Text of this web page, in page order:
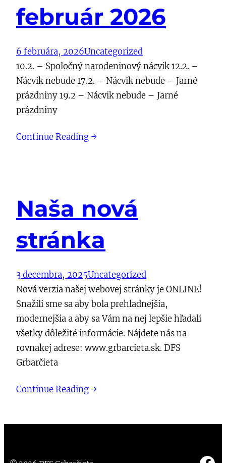
február 2026
6 februára, 2026Uncategorized
10.2. – Spoločný narodeninový nácvik 12.2. –
Nácvik nebude 17.2. – Nácvik nebude – Jarné
prázdniny 19.2 – Nácvik nebude – Jarné
prázdniny
Continue Reading →
Naša nová
stránka
3 decembra, 2025Uncategorized
Nová verzia našej webovej stránky je ONLINE!
Snažili sme sa aby bola prehladnejšia,
modernejšia a aby sa Vám na nej lepšie hľadali
všetky dôležité informácie. Nájdete nás na
rovnakej adrese: www.grbarcieta.sk. DFS
Grbarčieta
Continue Reading →